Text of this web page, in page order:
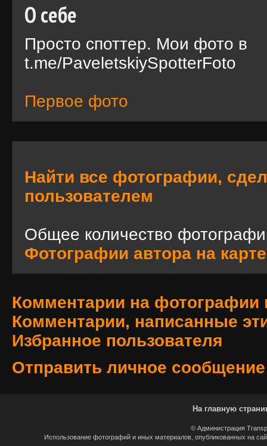
О себе
Просто споттер. Мои фото в
t.me/PaveletskiySpotterFoto
Первое фото
Найти все фотографии,
пользователем
Общее количество
Фотографии автора на карте
Комментарии на фотографии
Комментарии, написанные
Избранное пользователя
Отправить личное
На главную
© Администрация
Использование фотографий и иных материалов, опубликованных на